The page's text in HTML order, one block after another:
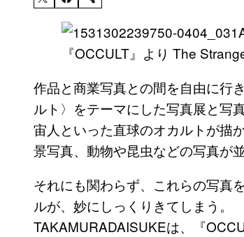
『OCCULT』より The
作品と商業写真との間を自由に行
ルト〉をテーマにした写真展と写
宙人といった直球のオカルトが描
景写真、動物や昆虫などの写真が並
それにも関わらず、これらの写真
ルが、妙にしっくりきてしまう。
TAKAMURADAISUKEは、『